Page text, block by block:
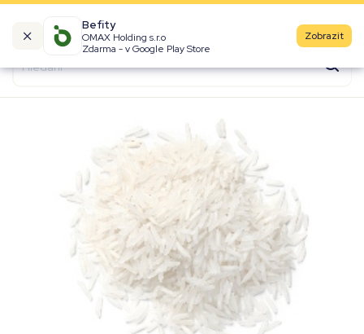
Befity
OMAX Holding s.r.o
Zdarma - v Google Play Store
Zobrazit
Kalorické tabulky
Produkty
Značky
Fast Food
Aktivity
Denní aktivity